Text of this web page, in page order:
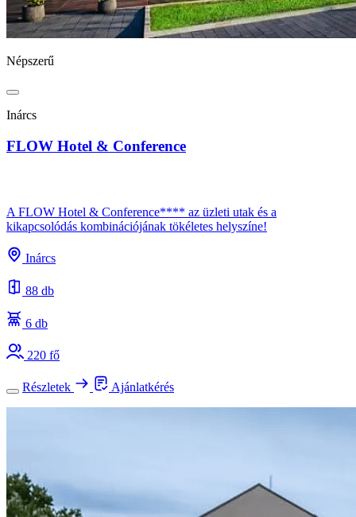
Népszerű
Inárcs
FLOW Hotel & Conference
A FLOW Hotel & Conference**** az üzleti utak és a
kikapcsolódás kombinációjának tökéletes helyszíne!
Inárcs
88 db
6 db
220 fő
Részletek Ajánlatkérés